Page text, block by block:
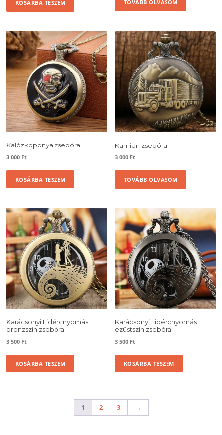
KOSÁRBA TESZEM TOVÁBB OLVASOM
Kalózkoponya zsebóra
3 000 Ft
KOSÁRBA TESZEM
Kamion zsebóra
3 000 Ft
TOVÁBB OLVASOM
Karácsonyi Lidércnyomás
bronzszín zsebóra
3 500 Ft
KOSÁRBA TESZEM
Karácsonyi Lidércnyomás
ezüstszín zsebóra
3 500 Ft
KOSÁRBA TESZEM
1 2 3 →